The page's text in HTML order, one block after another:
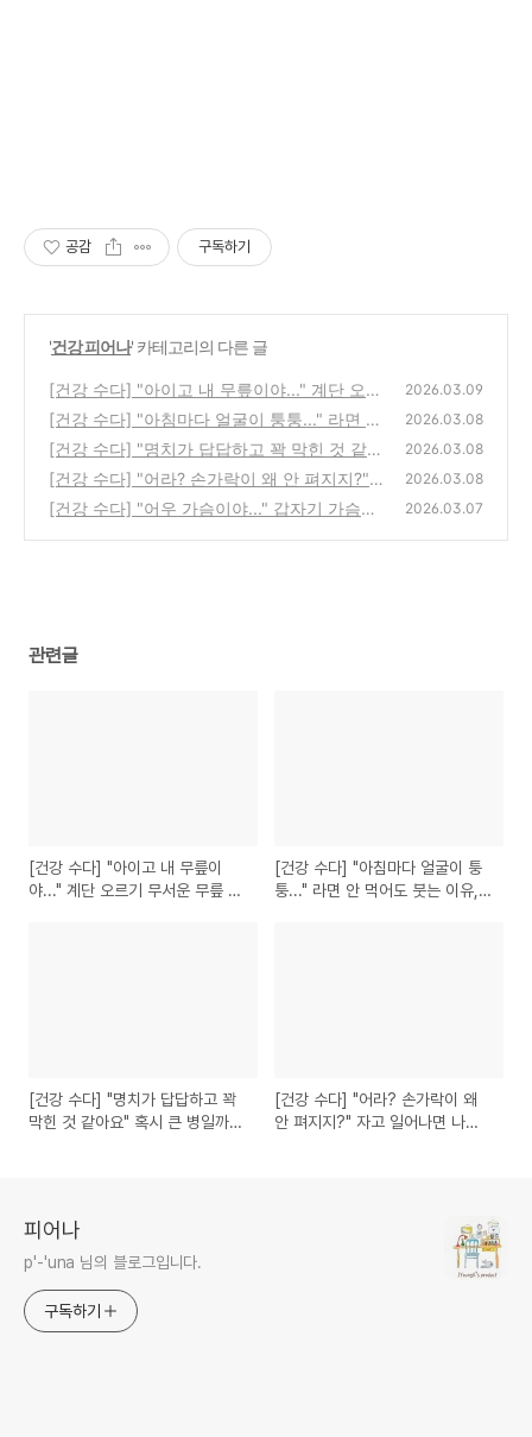
공감 구독하기
'건강 피어나' 카테고리의 다른 글
[건강 수다] "아이고 내 무릎이야..." 계단 오르
기 무서운 무릎 통증, 원인이 뭘까?
(0)
2026.03.09
[건강 수다] "아침마다 얼굴이 퉁퉁..." 라면 안
먹어도 붓는 이유, 혹시 건강 문제일까?
(0)
2026.03.08
[건강 수다] "명치가 답답하고 꽉 막힌 것 같아
요" 혹시 큰 병일까? 증상별 원인 총정리
(1)
2026.03.08
[건강 수다] "어라? 손가락이 왜 안 펴지지?"
자고 일어나면 나타나는 손 통증, 원인이 뭘
2026.03.08
[건강 수다] "어우 가슴이야..." 갑자기 가슴이
2026.03.07
관련글
[건강 수다] "아이고 내 무릎이
야..." 계단 오르기 무서운 무릎 통
[건강 수다] "아침마다 얼굴이 퉁
퉁..." 라면 안 먹어도 붓는 이유,
[건강 수다] "명치가 답답하고 꽉
막힌 것 같아요" 혹시 큰 병일까?
[건강 수다] "어라? 손가락이 왜
안 펴지지?" 자고 일어나면 나타
피어나
p'-'una 님의 블로그입니다.
구독하기